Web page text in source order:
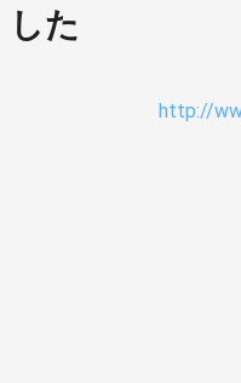
した
http://